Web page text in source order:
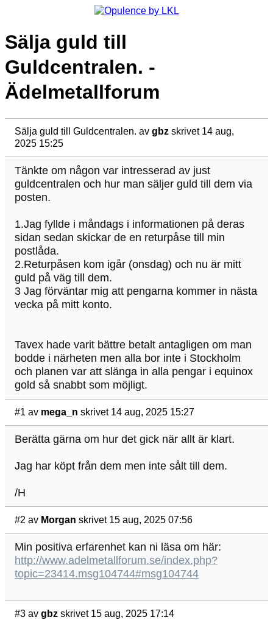
Sälja guld till
Guldcentralen. -
Ädelmetallforum
Sälja guld till Guldcentralen. av gbz skrivet 14 aug,
2025 15:25
Tänkte om någon var intresserad av just
guldcentralen och hur man säljer guld till dem via
posten.
1.Jag fyllde i måndags i informationen på deras
sidan sedan skickar de en returpåse till min
postlåda.
2.Returpåsen kom igår (onsdag) och nu är mitt
guld på väg till dem.
3 Jag förväntar mig att pengarna kommer in nästa
vecka på mitt konto.
Tavex hade varit bättre betalt antagligen om man
bodde i närheten men alla bor inte i Stockholm
och planen var att slänga in alla pengar i equinox
gold så snabbt som möjligt.
#1 av mega_n skrivet 14 aug, 2025 15:27
Berätta gärna om hur det gick när allt är klart.
Jag har köpt från dem men inte sålt till dem.
/H
#2 av Morgan skrivet 15 aug, 2025 07:56
Min positiva erfarenhet kan ni läsa om här:
http://www.adelmetallforum.se/index.php?
topic=23414.msg104744#msg104744
#3 av gbz skrivet 15 aug, 2025 17:14